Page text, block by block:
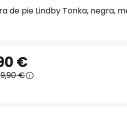
de pie Lindby Tonka, negra,
€
€